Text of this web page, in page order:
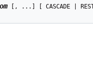
[, ...] [ CASCADE |